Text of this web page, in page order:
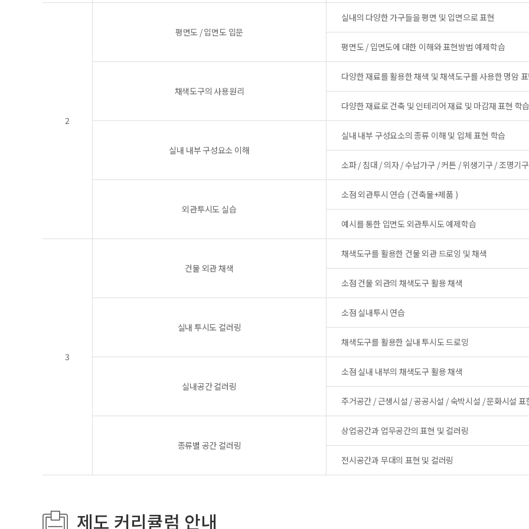
2
평면도 / 입면도 입문
실내의 다양한 가구들을 평면 및 입면으로 표현
평면도 / 입면도에 대한 이해와 표현방법 예제학습
채색도구의 사용원리
다양한 재료를 활용한 채색 및 채색도구를 사용한 명암
다양한 재료로 건축 및 인테리어 재료 및 마감재 표현 학습
실내 내부 구성요소 이해
실내 내부 구성요소의 종류 이해 및 입체 표현 학습
소파 / 침대 / 의자 / 수납가구 / 커튼 / 위생기구 / 조명기
외관투시도 실습
소점 외관투시 연습 ( 건축물+제품 )
예시를 통한 입면도 외관투시도 예제학습
3
건물 외관 채색
채색도구를 활용한 건물 외관 드로잉 및 채색
소점 건물 외관의 채색도구 활용 채색
실내 투시도 컬러링
소점 실내투시 연습
채색도구를 활용한 실내 투시도 드로잉
실내공간 컬러링
소점 실내 내부의 채색도구 활용 채색
주거공간 / 근생시설 / 공공시설 / 숙박시설 / 문화시설 표
종류별 공간 컬러링
상업공간과 업무공간의 표현 및 컬러링
전시공간과 무대의 표현 및 컬러링
제도 커리큘럼 안내